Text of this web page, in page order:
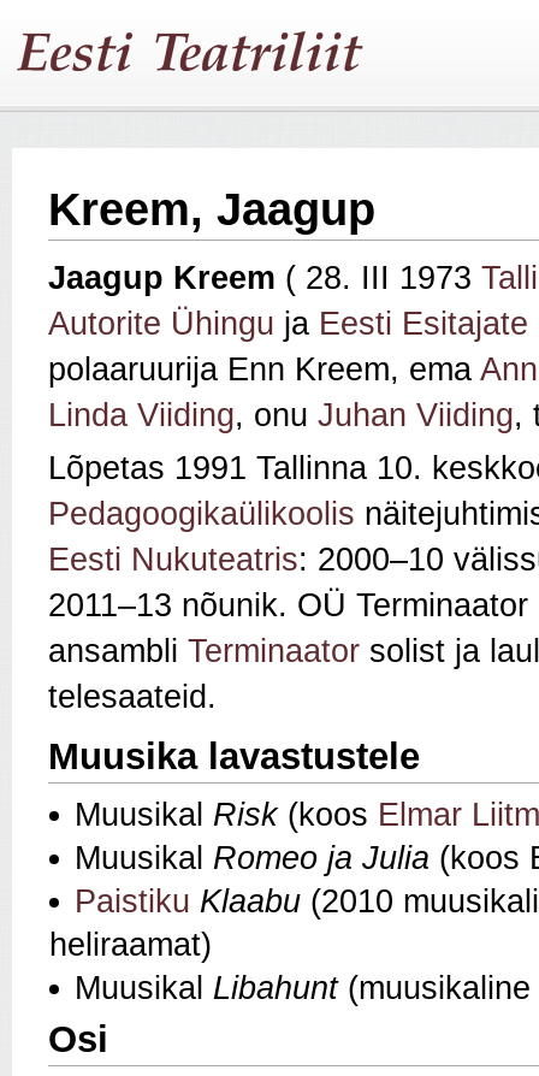
Kreem, Jaagup
Jaagup Kreem ( 28. III 1973
Autorite Ühingu ja Eesti Esitajate
polaaruurija Enn Kreem, ema
Linda Viiding, onu Juhan Viiding,
Lõpetas 1991 Tallinna 10.
Pedagoogikaülikoolis
Eesti Nukuteatris: 2000–10
2011–13 nõunik. OÜ
ansambli Terminaator solist ja
telesaateid.
Muusika lavastustele
Muusikal Risk (koos Elmar
Muusikal Romeo ja Julia (koos
Paistiku Klaabu (2010
heliraamat)
Muusikal Libahunt
Osi